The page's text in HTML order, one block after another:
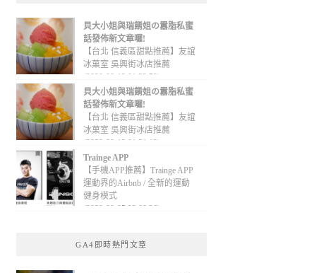
貝大小姐與瑞餚姐の囂脂私蜜
話發佈新文章囉!
【台北 信義區甜點推薦】友誼
冰菓室 吳興街冰店推薦
(2020-09-13 01:32:52)
貝大小姐與瑞餚姐の囂脂私蜜
話發佈新文章囉!
【台北 信義區甜點推薦】友誼
冰菓室 吳興街冰店推薦
(2020-09-13 01:31:12)
Trainge APP
【手機APP推薦】Trainge APP
運動界的Airbnb / 全新的運動
健身模式
(2020-09-05 22:08:36)
GA4即時熱門文章